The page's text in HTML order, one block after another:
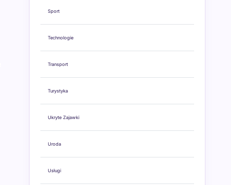
Sport
Technologie
Transport
Turystyka
Ukryte Zajawki
Uroda
Usługi